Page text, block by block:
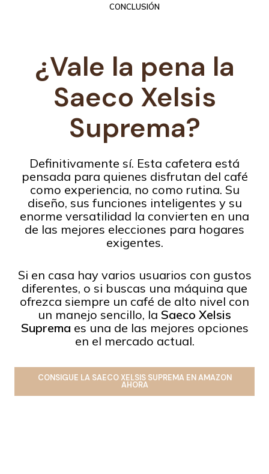
CONCLUSIÓN
¿Vale la pena la
Saeco Xelsis
Suprema?
Definitivamente sí. Esta cafetera está
pensada para quienes disfrutan del café
como experiencia, no como rutina. Su
diseño, sus funciones inteligentes y su
enorme versatilidad la convierten en una
de las mejores elecciones para hogares
exigentes.
Si en casa hay varios usuarios con gustos
diferentes, o si buscas una máquina que
ofrezca siempre un café de alto nivel con
un manejo sencillo, la Saeco Xelsis
Supremaes una de las mejores opciones
en el mercado actual.
CONSIGUE LA SAECO XELSIS SUPREMA EN AMAZON
AHORA